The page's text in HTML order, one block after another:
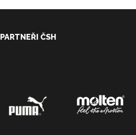
PARTNEŘI ČSH